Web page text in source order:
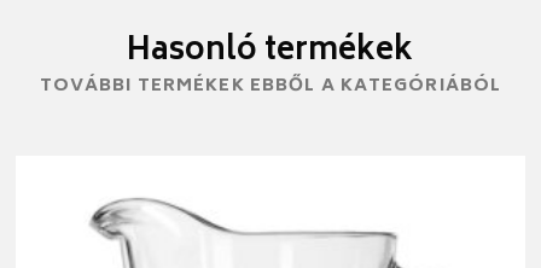
Hasonló termékek
TOVÁBBI TERMÉKEK EBBŐL A KATEGÓRIÁBÓL